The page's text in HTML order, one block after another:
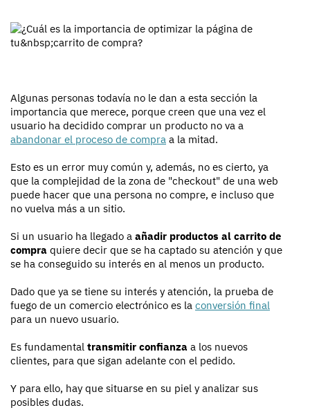
Algunas personas todavía no le dan a esta sección la
importancia que merece, porque creen que una vez el
usuario ha decidido comprar un producto no va a
abandonar el proceso de compra a la mitad.
Esto es un error muy común y, además, no es cierto, ya
que la complejidad de la zona de "checkout" de una web
puede hacer que una persona no compre, e incluso que
no vuelva más a un sitio.
Si un usuario ha llegado a añadir productos al carrito de
compra quiere decir que se ha captado su atención y que
se ha conseguido su interés en al menos un producto.
Dado que ya se tiene su interés y atención, la prueba de
fuego de un comercio electrónico es la conversión final
para un nuevo usuario.
Es fundamental transmitir confianza a los nuevos
clientes, para que sigan adelante con el pedido.
Y para ello, hay que situarse en su piel y analizar sus
posibles dudas.